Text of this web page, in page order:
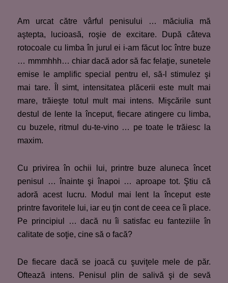
Am urcat către vârful penisului … măciulia mă
aştepta, lucioasă, roşie de excitare. După câteva
rotocoale cu limba în jurul ei i-am făcut loc între buze
… mmmhhh… chiar dacă ador să fac felaţie, sunetele
emise le amplific special pentru el, să-l stimulez şi
mai tare. Îl simt, intensitatea plăcerii este mult mai
mare, trăieşte totul mult mai intens. Mişcările sunt
destul de lente la început, fiecare atingere cu limba,
cu buzele, ritmul du-te-vino … pe toate le trăiesc la
maxim.
Cu privirea în ochii lui, printre buze aluneca încet
penisul … înainte şi înapoi … aproape tot. Ştiu că
adoră acest lucru. Modul mai lent la început este
printre favoritele lui, iar eu ţin cont de ceea ce îi place.
Pe principiul … dacă nu îi satisfac eu fanteziile în
calitate de soţie, cine să o facă?
De fiecare dacă se joacă cu şuviţele mele de păr.
Oftează intens. Penisul plin de salivă şi de sevă